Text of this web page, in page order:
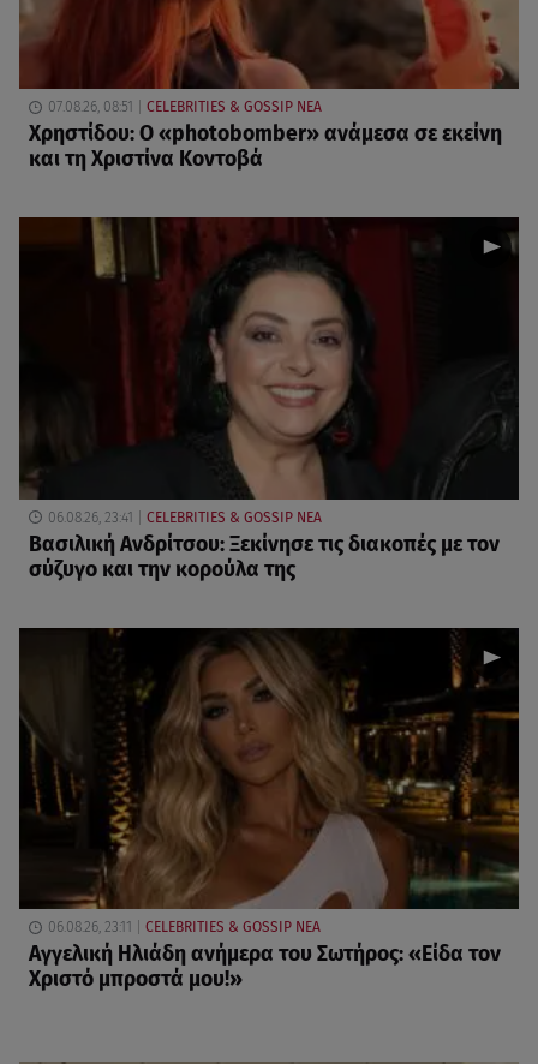
07.08.26, 08:51 CELEBRITIES & GOSSIP ΝΕΑ
Χρηστίδου: Ο «photobomber» ανάμεσα σε εκείνη
και τη Χριστίνα Κοντοβά
06.08.26, 23:41 CELEBRITIES & GOSSIP ΝΕΑ
Βασιλική Ανδρίτσου: Ξεκίνησε τις διακοπές με τον
σύζυγο και την κορούλα της
06.08.26, 23:11 CELEBRITIES & GOSSIP ΝΕΑ
Αγγελική Ηλιάδη ανήμερα του Σωτήρος: «Είδα τον
Χριστό μπροστά μου!»